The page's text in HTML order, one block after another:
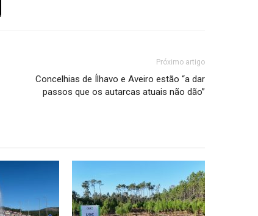
Próximo artigo
Concelhias de Ílhavo e Aveiro estão “a dar
passos que os autarcas atuais não dão”